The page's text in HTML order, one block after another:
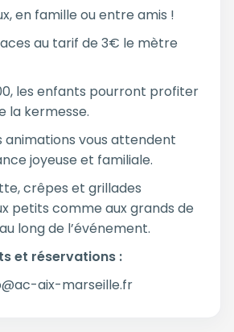
en famille ou entre amis !
au tarif de 3€ le mètre
les enfants pourront profiter
la kermesse.
animations vous attendent
joyeuse et familiale.
crêpes et grillades
petits comme aux grands de
long de l’événement.
et réservations :
aix-marseille.fr